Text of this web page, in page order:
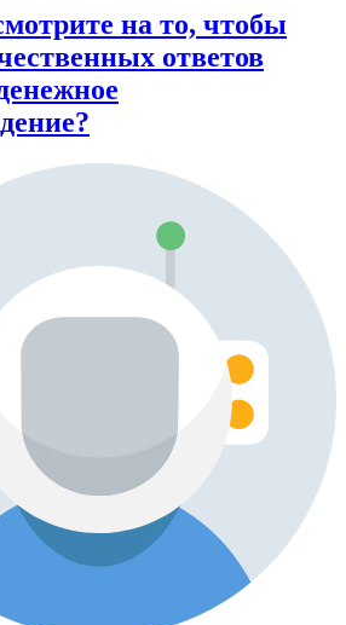
на то, чтобы
ответов